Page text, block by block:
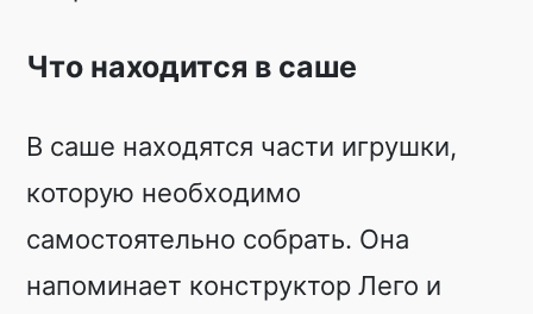
Что находится в саше
В саше находятся части игрушки,
которую необходимо
самостоятельно собрать. Она
напоминает конструктор Лего и